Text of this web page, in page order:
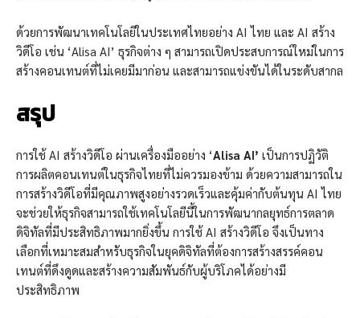
ด้วยการพัฒนาเทคโนโลยีในประเทศไทยอย่าง AI ไทย และ AI สร้าง
วิดีโอ เช่น ‘Alisa AI’ ธุรกิจต่าง ๆ สามารถเปิดประสบการณ์ใหม่ในการ
สร้างคอนเทนต์ที่ไม่เคยมีมาก่อน และสามารถแข่งขันได้ในระดับสากล
สรุป
การใช้ AI สร้างวิดีโอ ผ่านเครื่องมืออย่าง ‘Alisa AI’ เป็นการปฏิวัติ
การผลิตคอนเทนต์ในธุรกิจไทยที่ไม่ควรมองข้าม ด้วยความสามารถใน
การสร้างวิดีโอที่มีคุณภาพสูงอย่างรวดเร็วและคุ้มค่ากับต้นทุน AI ไทย
จะช่วยให้ธุรกิจสามารถใช้เทคโนโลยีนี้ในการพัฒนากลยุทธ์การตลาด
ดิจิทัลที่มีประสิทธิภาพมากยิ่งขึ้น การใช้ AI สร้างวิดีโอ จึงเป็นทาง
เลือกที่เหมาะสมสำหรับธุรกิจในยุคดิจิทัลที่ต้องการสร้างสรรค์คอน
เทนต์ที่ดึงดูดและสร้างความสัมพันธ์กับผู้บริโภคได้อย่างมี
ประสิทธิภาพ